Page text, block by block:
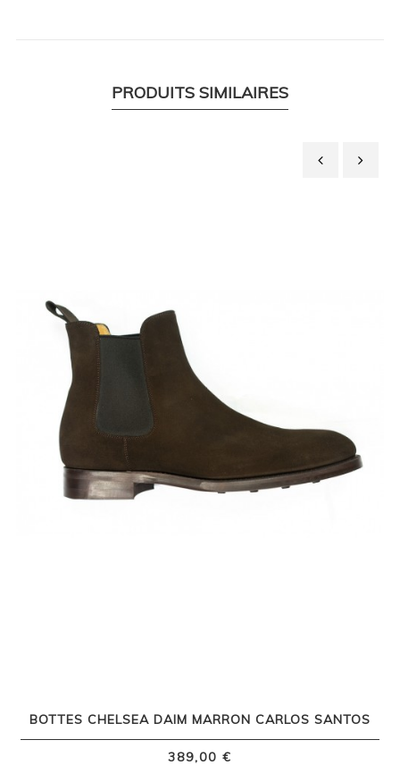
PRODUITS SIMILAIRES
BOTTES CHELSEA DAIM MARRON CARLOS SANTOS
389,00 €